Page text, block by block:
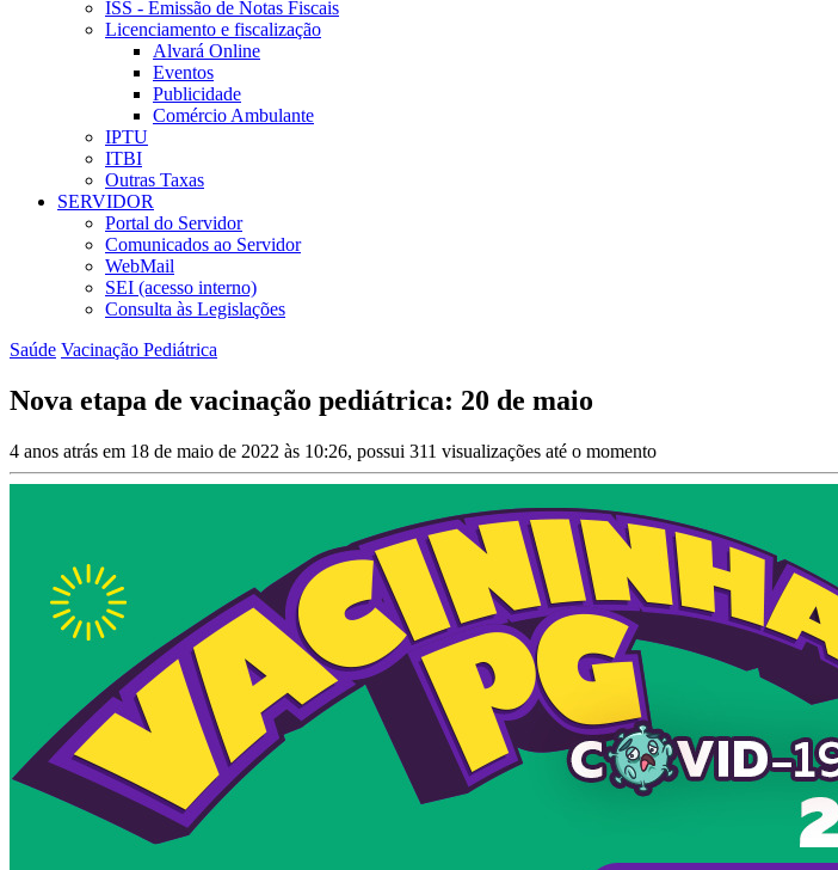
ISS - Emissão de Notas Fiscais
Licenciamento e fiscalização
Alvará Online
Eventos
Publicidade
Comércio Ambulante
IPTU
ITBI
Outras Taxas
SERVIDOR
Portal do Servidor
Comunicados ao Servidor
WebMail
SEI (acesso interno)
Consulta às Legislações
Saúde Vacinação Pediátrica
Nova etapa de vacinação pediátrica: 20 de maio
4 anos atrás em 18 de maio de 2022 às 10:26, possui 311 visualizações até o momento